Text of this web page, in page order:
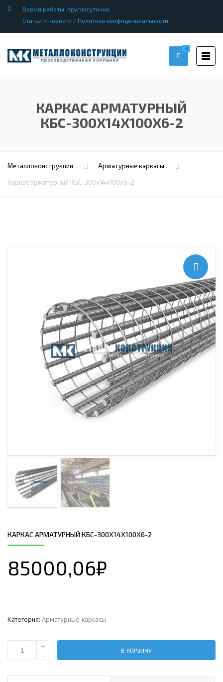
Время работы: Круглосуточно
Статьи и новости / Политика конфиденциальности
0
КАРКАС АРМАТУРНЫЙ
КБС-300Х14Х100Х6-2
Металлоконструкции Арматурные каркасы
Каркас арматурный КБС-300х14х100х6-2
КАРКАС АРМАТУРНЫЙ КБС-300Х14Х100Х6-2
85000,06₽
Категория: Арматурные каркасы
Количество
арматурный
+
-
В КОРЗИНУ